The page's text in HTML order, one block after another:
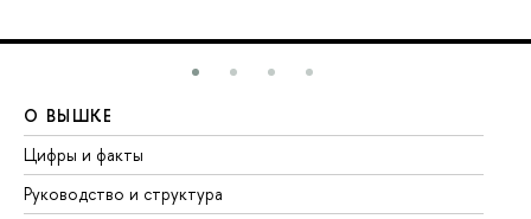
О ВЫШКЕ
Цифры и факты
Руководство и структура